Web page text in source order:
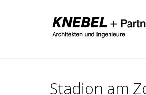
Stadion am